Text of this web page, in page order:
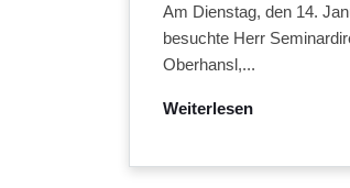
Am Dienstag, den 14.
besuchte Herr
Oberhansl,...
Weiterlesen